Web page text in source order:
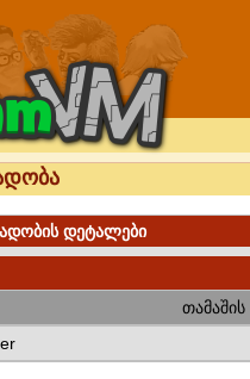
დეტალები